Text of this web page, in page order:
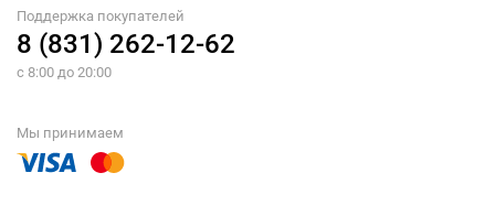
Поддержка покупателей
8 (831) 262-12-62
с 8:00 до 20:00
Мы принимаем